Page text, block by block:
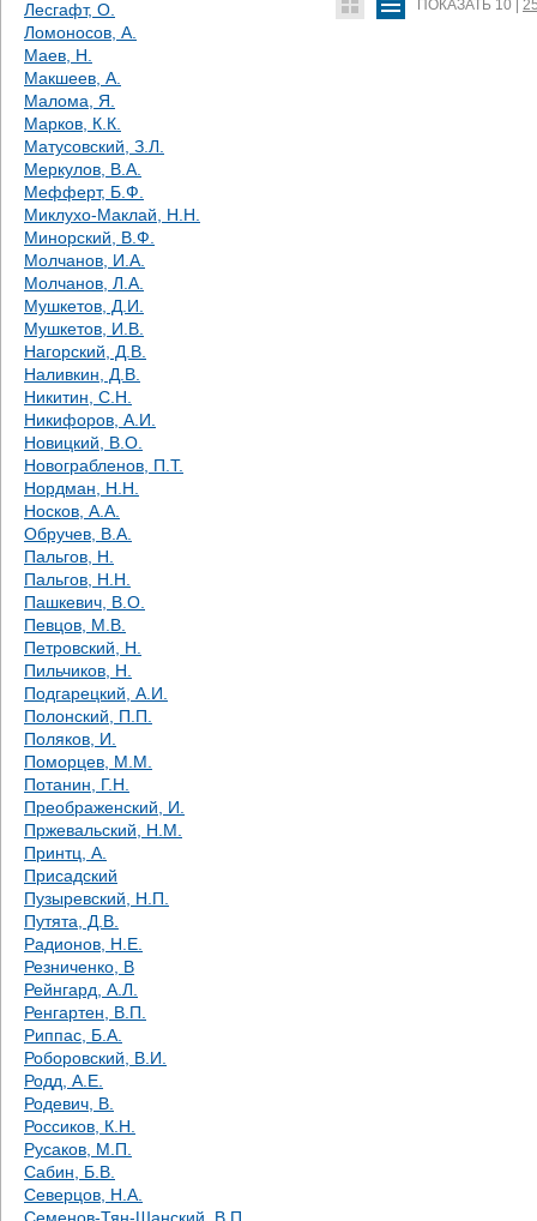
Лесгафт, О.
Ломоносов, А.
Маев, Н.
Макшеев, А.
Малома, Я.
Марков, К.К.
Матусовский, З.Л.
Меркулов, В.А.
Мефферт, Б.Ф.
Миклухо-Маклай, Н.Н.
Минорский, В.Ф.
Молчанов, И.А.
Молчанов, Л.А.
Мушкетов, Д.И.
Мушкетов, И.В.
Нагорский, Д.В.
Наливкин, Д.В.
Никитин, С.Н.
Никифоров, А.И.
Новицкий, В.О.
Новограбленов, П.Т.
Нордман, Н.Н.
Носков, А.А.
Обручев, В.А.
Пальгов, Н.
Пальгов, Н.Н.
Пашкевич, В.О.
Певцов, М.В.
Петровский, Н.
Пильчиков, Н.
Подгарецкий, А.И.
Полонский, П.П.
Поляков, И.
Поморцев, М.М.
Потанин, Г.Н.
Преображенский, И.
Пржевальский, Н.М.
Принтц, А.
Присадский
Пузыревский, Н.П.
Путята, Д.В.
Радионов, Н.Е.
Резниченко, В
Рейнгард, А.Л.
Ренгартен, В.П.
Риппас, Б.А.
Роборовский, В.И.
Родд, А.Е.
Родевич, В.
Россиков, К.Н.
Русаков, М.П.
Сабин, Б.В.
Северцов, Н.А.
ПОКАЗАТЬ 10